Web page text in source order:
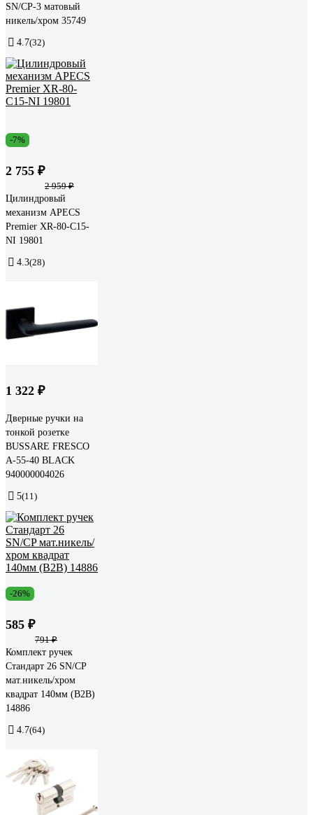
SN/CP-3 матовый
никель/хром 35749
4.7(32)
-7%
2 755 ₽
2 959 ₽
Цилиндровый
механизм APECS
Premier XR-80-C15-
NI 19801
4.3(28)
1 322 ₽
Дверные ручки на
тонкой розетке
BUSSARE FRESCO
A-55-40 BLACK
940000004026
5(11)
-26%
585 ₽
791 ₽
Комплект ручек
Стандарт 26 SN/CP
мат.никель/хром
квадрат 140мм (В2В)
14886
4.7(64)